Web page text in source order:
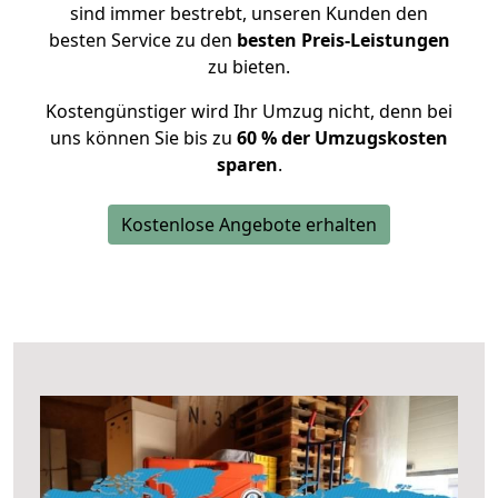
sind immer bestrebt, unseren Kunden den
besten Service zu den besten Preis-Leistungen
zu bieten.
Kostengünstiger wird Ihr Umzug nicht, denn bei
uns können Sie bis zu 60 % der Umzugskosten
sparen.
Kostenlose Angebote erhalten